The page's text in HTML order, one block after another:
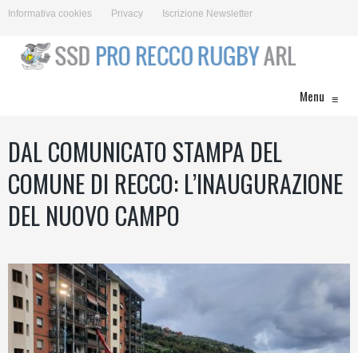
Informativa cookies Privacy Iscrizione Newsletter
Menu ≡
DAL COMUNICATO STAMPA DEL
COMUNE DI RECCO: L’INAUGURAZIONE
DEL NUOVO CAMPO